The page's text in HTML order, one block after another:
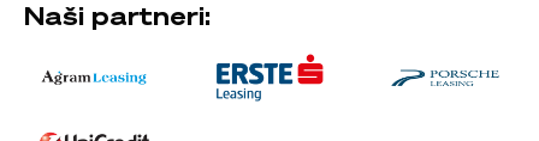
Naši partneri: